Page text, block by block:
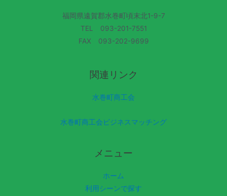
福岡県遠賀郡水巻町頃末北1-9-7
TEL 093-201-7551
FAX 093-202-9699
関連リンク
水巻町商工会
水巻町商工会ビジネスマッチング
メニュー
ホーム
利用シーンで探す